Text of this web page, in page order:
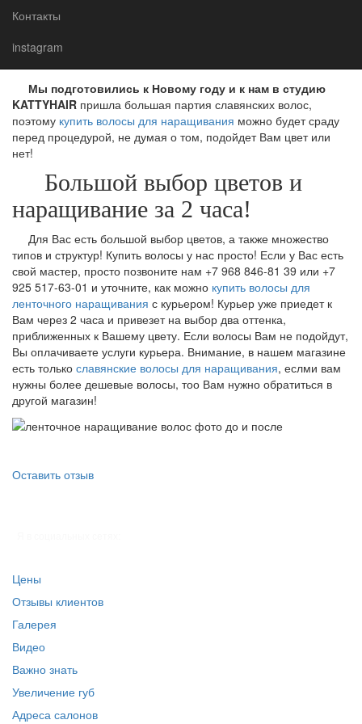
Контакты
instagram
KATTYHAIR!
Мы подготовились к Новому году и к нам в студию
KATTYHAIR пришла большая партия славянских волос,
поэтому купить волосы для наращивания можно будет сраду
перед процедурой, не думая о том, подойдет Вам цвет или
нет!
Большой выбор цветов и
наращивание за 2 часа!
Для Вас есть большой выбор цветов, а также множество
типов и структур! Купить волосы у нас просто! Если у Вас есть
свой мастер, просто позвоните нам +7 968 846-81 39 или +7
925 517-63-01 и уточните, как можно купить волосы для
ленточного наращивания с курьером! Курьер уже приедет к
Вам через 2 часа и привезет на выбор два оттенка,
приближенных к Вашему цвету. Если волосы Вам не подойдут,
Вы оплачиваете услуги курьера. Внимание, в нашем магазине
есть только славянские волосы для наращивания, еслми вам
нужны более дешевые волосы, тоо Вам нужно обратиться в
другой магазин!
Оставить отзыв
Цены
Отзывы клиентов
Галерея
Видео
Важно знать
Увеличение губ
Адреса салонов